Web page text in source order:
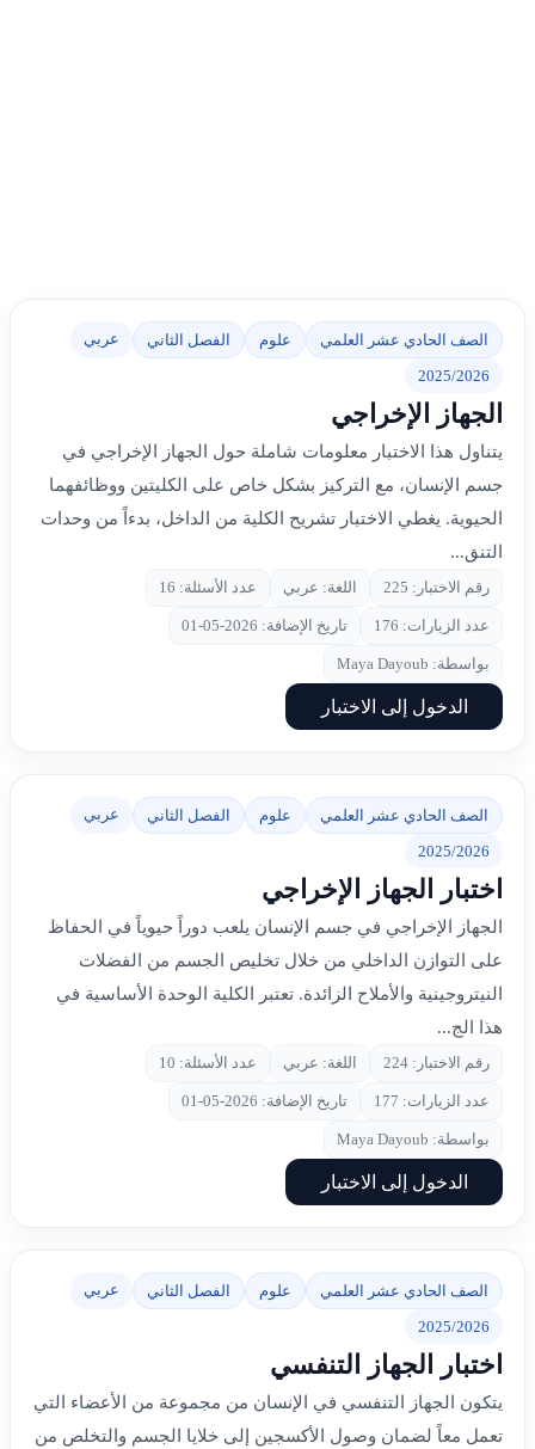
الصف الحادي عشر العلمي علوم الفصل الثاني عربي
2025/2026
الجهاز الإخراجي
يتناول هذا الاختبار معلومات شاملة حول الجهاز الإخراجي في
جسم الإنسان، مع التركيز بشكل خاص على الكليتين ووظائفهما
الحيوية. يغطي الاختبار تشريح الكلية من الداخل، بدءاً من وحدات
التنق...
رقم الاختبار: 225 اللغة: عربي عدد الأسئلة: 16
عدد الزيارات: 176 تاريخ الإضافة: 2026-05-01
بواسطة: Maya Dayoub
الدخول إلى الاختبار
الصف الحادي عشر العلمي علوم الفصل الثاني عربي
2025/2026
اختبار الجهاز الإخراجي
الجهاز الإخراجي في جسم الإنسان يلعب دوراً حيوياً في الحفاظ
على التوازن الداخلي من خلال تخليص الجسم من الفضلات
النيتروجينية والأملاح الزائدة. تعتبر الكلية الوحدة الأساسية في
هذا الج...
رقم الاختبار: 224 اللغة: عربي عدد الأسئلة: 10
عدد الزيارات: 177 تاريخ الإضافة: 2026-05-01
بواسطة: Maya Dayoub
الدخول إلى الاختبار
الصف الحادي عشر العلمي علوم الفصل الثاني عربي
2025/2026
اختبار الجهاز التنفسي
يتكون الجهاز التنفسي في الإنسان من مجموعة من الأعضاء التي
تعمل معاً لضمان وصول الأكسجين إلى خلايا الجسم والتخلص من